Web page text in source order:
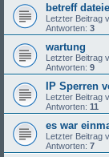
betreff
Letzter Beitrag
Antworten: 3
wartung
Letzter Beitrag
Antworten: 9
IP Sperren
Letzter Beitrag
Antworten: 11
es war
Letzter Beitrag
Antworten: 7